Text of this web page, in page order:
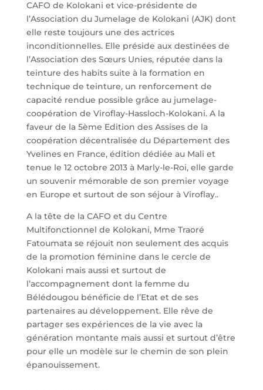
CAFO de Kolokani et vice-présidente de
l’Association du Jumelage de Kolokani (AJK) dont
elle reste toujours une des actrices
inconditionnelles. Elle préside aux destinées de
l’Association des Sœurs Unies, réputée dans la
teinture des habits suite à la formation en
technique de teinture, un renforcement de
capacité rendue possible grâce au jumelage-
coopération de Viroflay-Hassloch-Kolokani. A la
faveur de la 5ème Edition des Assises de la
coopération décentralisée du Département des
Yvelines en France, édition dédiée au Mali et
tenue le 12 octobre 2013 à Marly-le-Roi, elle garde
un souvenir mémorable de son premier voyage
en Europe et surtout de son séjour à Viroflay..
A la tête de la CAFO et du Centre
Multifonctionnel de Kolokani, Mme Traoré
Fatoumata se réjouit non seulement des acquis
de la promotion féminine dans le cercle de
Kolokani mais aussi et surtout de
l’accompagnement dont la femme du
Bélédougou bénéficie de l’Etat et de ses
partenaires au développement. Elle rêve de
partager ses expériences de la vie avec la
génération montante mais aussi et surtout d’être
pour elle un modèle sur le chemin de son plein
épanouissement.